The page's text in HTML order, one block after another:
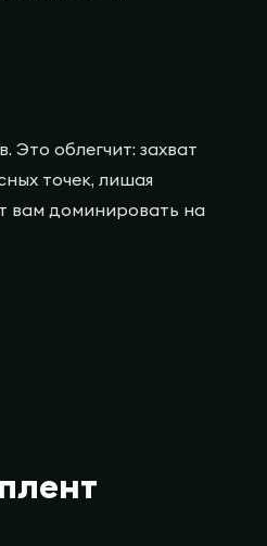
Это облегчит: захват
точек, лишая
вам доминировать на